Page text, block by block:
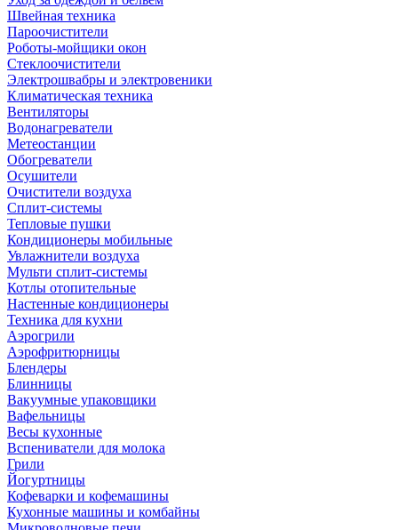
Швейная техника
Пароочистители
Роботы-мойщики окон
Стеклоочистители
Электрошвабры и электровеники
Климатическая техника
Вентиляторы
Водонагреватели
Метеостанции
Обогреватели
Осушители
Очистители воздуха
Сплит-системы
Тепловые пушки
Кондиционеры мобильные
Увлажнители воздуха
Мульти сплит-системы
Котлы отопительные
Настенные кондиционеры
Техника для кухни
Аэрогрили
Аэрофритюрницы
Блендеры
Блинницы
Вакуумные упаковщики
Вафельницы
Весы кухонные
Вспениватели для молока
Грили
Йогуртницы
Кофеварки и кофемашины
Кухонные машины и комбайны